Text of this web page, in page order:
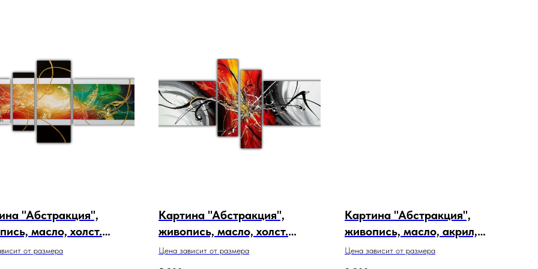
"Абстракция",
масло, холст.
20-4-391
от размера
Картина "Абстракция",
живопись, масло, холст.
Артикул 20-4-389
Цена зависит от размера
Картина "Абстракция",
живопись, масло, акрил,
холст. Артикул 20-1-41
Цена зависит от размера